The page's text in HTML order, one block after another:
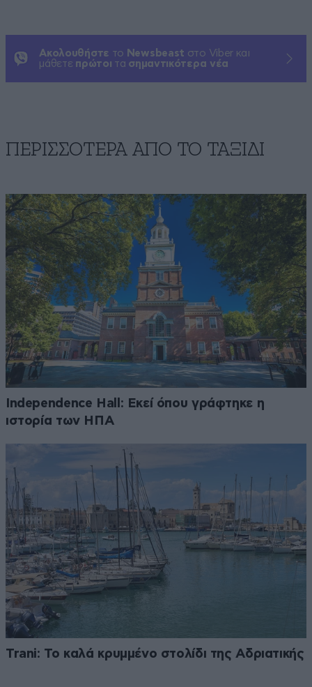
Ακολουθήστε το Newsbeast στο Viber και
μάθετε πρώτοι τα σημαντικότερα νέα
ΠΕΡΙΣΣΟΤΕΡΑ ΑΠΟ TO ΤΑΞΙΔΙ
Independence Hall: Εκεί όπου γράφτηκε η
ιστορία των ΗΠΑ
Trani: Το καλά κρυμμένο στολίδι της Αδριατικής